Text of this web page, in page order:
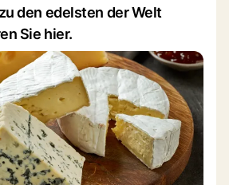
den edelsten der Welt
Sie hier.